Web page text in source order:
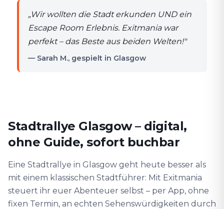
„Wir wollten die Stadt erkunden UND ein
Escape Room Erlebnis. Exitmania war
perfekt – das Beste aus beiden Welten!"
— Sarah M., gespielt in Glasgow
Stadtrallye Glasgow – digital,
ohne Guide, sofort buchbar
Eine Stadtrallye in Glasgow geht heute besser als
mit einem klassischen Stadtführer: Mit Exitmania
steuert ihr euer Abenteuer selbst – per App, ohne
fixen Termin, an echten Sehenswürdigkeiten durch